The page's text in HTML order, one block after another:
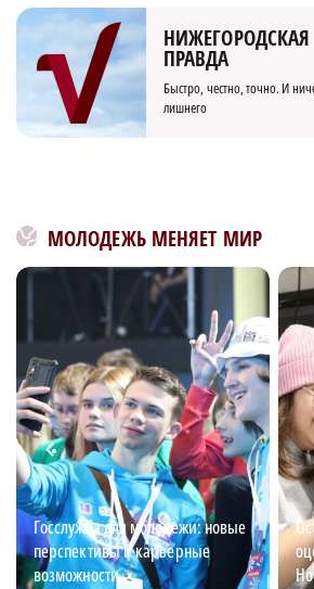
НИЖЕГОРОДСКАЯ
ПРАВДА
Быстро, честно, точно. И
лишнего
МОЛОДЕЖЬ МЕНЯЕТ МИР
Госслужба для молодежи: новые
перспективы и карьерные
возможности